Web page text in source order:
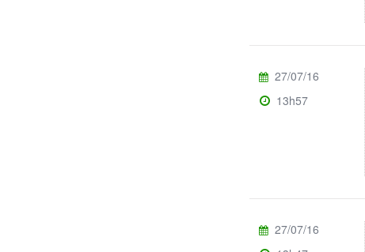
27/07/16
13h57
27/07/16